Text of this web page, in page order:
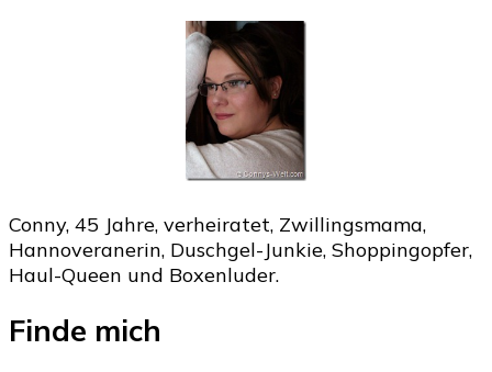
Conny, 45 Jahre, verheiratet, Zwillingsmama,
Hannoveranerin, Duschgel-Junkie, Shoppingopfer,
Haul-Queen und Boxenluder.
Finde mich